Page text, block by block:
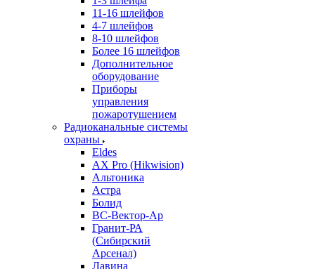
11-16 шлейфов
4-7 шлейфов
8-10 шлейфов
Более 16 шлейфов
Дополнительное
оборудование
Приборы
управления
пожаротушением
Радиоканальные системы
охраны
Eldes
AX Pro (Hikwision)
Альтоника
Астра
Болид
ВС-Вектор-Ар
Гранит-РА
(Сибирский
Арсенал)
Лавина